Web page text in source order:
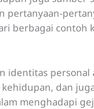
pertanyaan-
berbagai contoh
identitas personal
dan
menghadapi